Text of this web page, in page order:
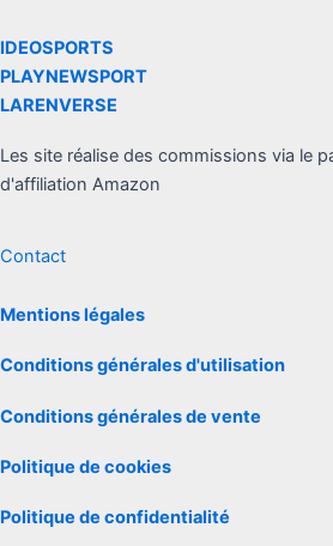
IDEOSPORTS
PLAYNEWSPORT
LARENVERSE
Les site réalise des commissions via le
d'affiliation Amazon
Contact
Mentions légales
Conditions générales d'utilisation
Conditions générales de vente
Politique de cookies
Politique de confidentialité